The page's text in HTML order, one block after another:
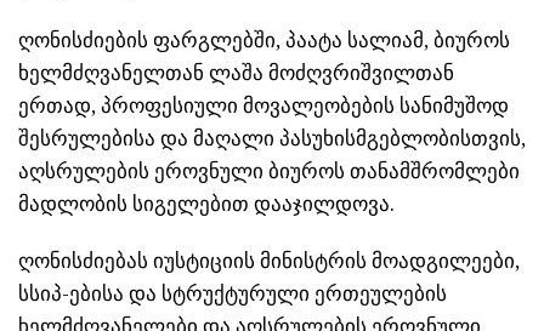
ღონისძიების ფარგლებში, პაატა სალიამ, ბიუროს
ხელმძღვანელთან ლაშა მოძღვრიშვილთან
ერთად, პროფესიული მოვალეობების სანიმუშოდ
შესრულებისა და მაღალი პასუხისმგებლობისთვის,
აღსრულების ეროვნული ბიუროს თანამშრომლები
მადლობის სიგელებით დააჯილდოვა.
ღონისძიებას იუსტიციის მინისტრის მოადგილეები,
სსიპ-ებისა და სტრუქტურული ერთეულების